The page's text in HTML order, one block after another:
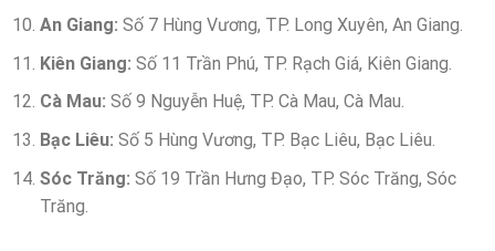
An Giang: Số 7 Hùng Vương, TP. Long Xuyên, An Giang.
Kiên Giang: Số 11 Trần Phú, TP. Rạch Giá, Kiên Giang.
Cà Mau: Số 9 Nguyễn Huệ, TP. Cà Mau, Cà Mau.
Bạc Liêu: Số 5 Hùng Vương, TP. Bạc Liêu, Bạc Liêu.
Sóc Trăng: Số 19 Trần Hưng Đạo, TP. Sóc Trăng, Sóc
Trăng.